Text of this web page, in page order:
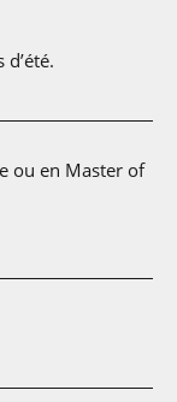
ou en Master of